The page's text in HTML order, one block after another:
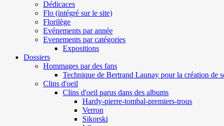
Dédicaces
Flo (intégré sur le site)
Florilège
Evénements par année
Evenements par catégories
Expositions
Dossiers
Hommages par des fans
Technique de Bertrand Launay pour la création de
Clins d'oeil
Clins d'oeil parus dans des albums
Hardy-pierre-tombal-premiers-trous
Verron
Sikorski